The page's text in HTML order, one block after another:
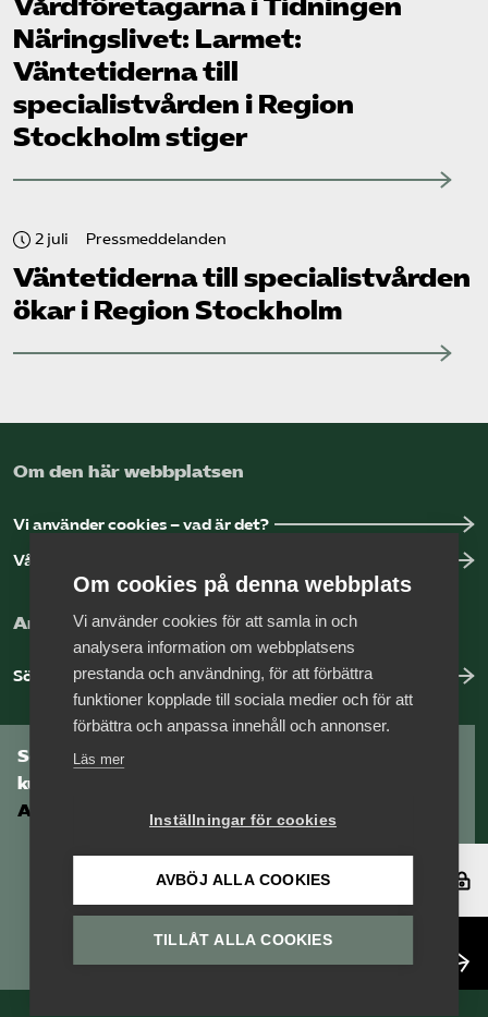
Vård­företagarna i Tidningen
Näringslivet: Larmet:
Väntetiderna till
specialistvården i Region
Stockholm stiger
2 juli Pressmeddelanden
Väntetiderna till specialistvården
ökar i Region Stockholm
Om den här webbplatsen
Vi använder cookies – vad är det?
Vår dataskyddspolicy
Arbeta hos Vårdföretagarna?
Sök jobb hos oss
Som medlem har du tillgång till vår digitala
kunskapsbank
Arbetsgivarguiden
Logga in
Om cookies på denna webbplats
Vi använder cookies för att samla in och
analysera information om webbplatsens
prestanda och användning, för att förbättra
funktioner kopplade till sociala medier och för att
förbättra och anpassa innehåll och annonser.
Läs mer
Inställningar för cookies
AVBÖJ ALLA COOKIES
TILLÅT ALLA COOKIES